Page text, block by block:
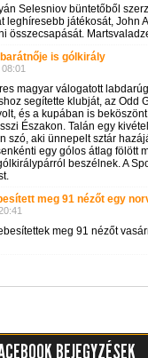
Selesniov büntetőből
leghíresebb játékosát, John
összecsapását.
is gólkirály
magyar válogatott
segítette klubját, az Odd
és a kupában is
Északon. Talán egy
szó, aki ünnepelt sztár
egy gólos átlag fölött
beszélnek. A
meg 91 nézőt egy
meg 91 nézőt
BEJEGYZÉSEK